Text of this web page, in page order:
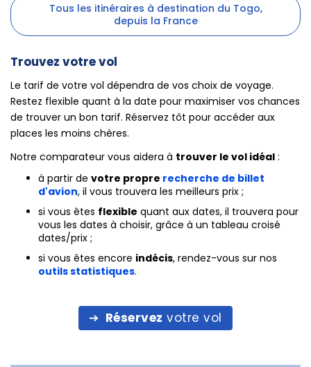
Tous les itinéraires à destination du Togo,
depuis la France
Trouvez votre vol
Le tarif de votre vol dépendra de vos choix de voyage.
Restez flexible quant à la date pour maximiser vos chances
de trouver un bon tarif. Réservez tôt pour accéder aux
places les moins chères.
Notre comparateur vous aidera à trouver le vol idéal :
à partir de votre propre recherche de billet
d'avion, il vous trouvera les meilleurs prix ;
si vous êtes flexible quant aux dates, il trouvera pour
vous les dates à choisir, grâce à un tableau croisé
dates/prix ;
si vous êtes encore indécis, rendez-vous sur nos
outils statistiques.
Réservez votre vol